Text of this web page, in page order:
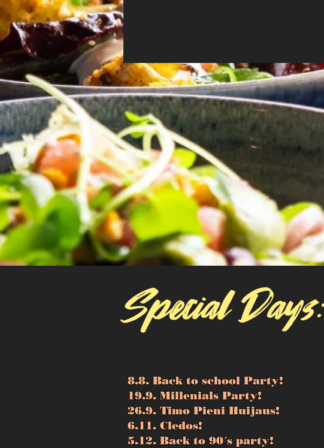
Special Days:
8.8. Back to school Party!
19.9. Millenials Party!
26.9. Timo Pieni Huijaus!
6.11. Cledos!
5.12. Back to 90´s party!